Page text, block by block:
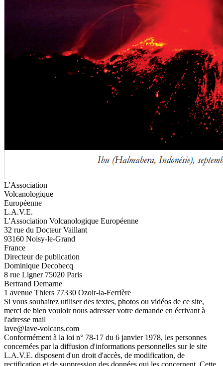
L'Association
Volcanologique
Européenne
L.A.V.E.
L'Association Volcanologique Européenne
32 rue du Docteur Vaillant
93160 Noisy-le-Grand
France
Directeur de publication
Dominique Decobecq
8 rue Ligner 75020 Paris
Bertrand Demarne
1 avenue Thiers 77330 Ozoir-la-Ferrière
Si vous souhaitez utiliser des textes, photos ou vidéos de ce site,
merci de bien vouloir nous adresser votre demande en écrivant à
l'adresse mail
lave@lave-volcans.com
Conformément à la loi n° 78-17 du 6 janvier 1978, les personnes
concernées par la diffusion d'informations personnelles sur le site
L.A.V.E. disposent d'un droit d'accès, de modification, de
rectification et de suppression des données qui les concernent. Cette